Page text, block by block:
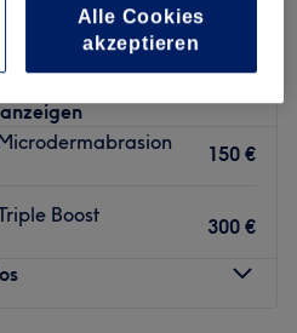
150 €
Boost
300 €
Alle Cookies
akzeptieren